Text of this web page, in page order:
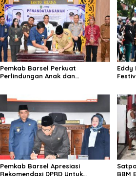
Pemkab Barsel Perkuat
Perlindungan Anak dan
Eddy
Pemkab Barsel Apresiasi
Rekomendasi DPRD Untuk
BBM